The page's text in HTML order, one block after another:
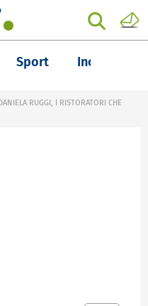
Sport Inchieste
RUGGI, I RISTORATORI CHE